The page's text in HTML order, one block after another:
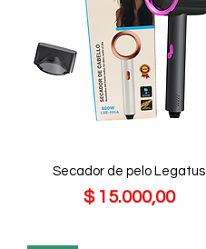
Secador de pelo Legatus
Precio
$ 15.000,00